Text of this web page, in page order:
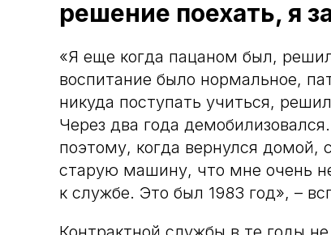
решение поехать, я
«Я еще когда пацаном был,
воспитание было нормальное,
никуда поступать учиться,
Через два года
поэтому, когда вернулся домой,
старую машину, что мне очень
к службе. Это был 1983 год», –